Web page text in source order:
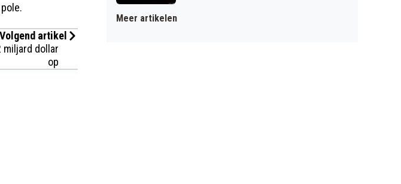
Volgend artikel
dollar
op
Meer artikelen